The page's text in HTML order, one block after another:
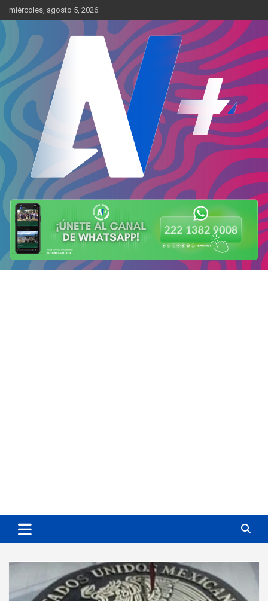
to
content
miércoles, agosto 5, 2026
AN Más
Más cerca de ti